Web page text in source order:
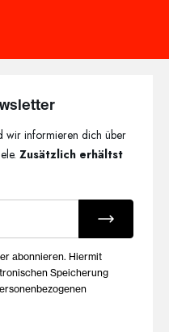
wir informieren dich über
Zusätzlich erhältst
E-Mails
abonnieren. Hiermit